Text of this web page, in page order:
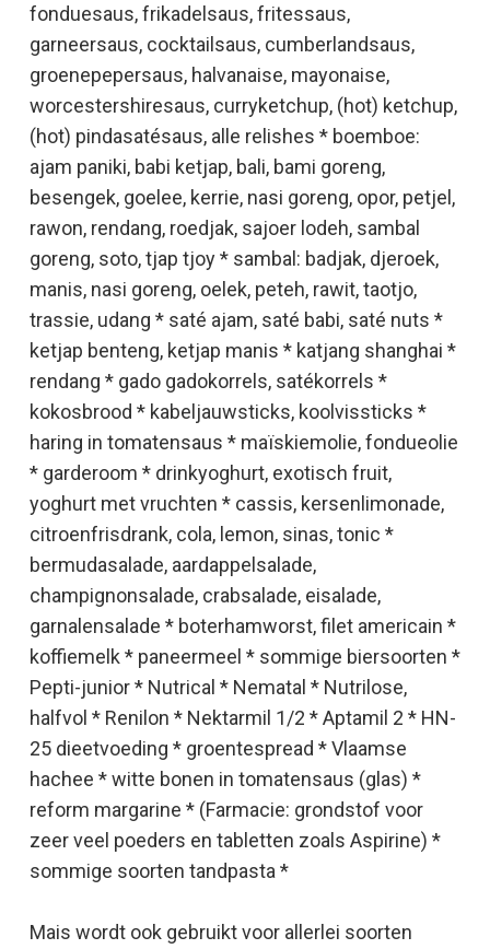
fonduesaus, frikadelsaus, fritessaus,
garneersaus, cocktailsaus, cumberlandsaus,
groenepepersaus, halvanaise, mayonaise,
worcestershiresaus, curryketchup, (hot) ketchup,
(hot) pindasatésaus, alle relishes * boemboe:
ajam paniki, babi ketjap, bali, bami goreng,
besengek, goelee, kerrie, nasi goreng, opor, petjel,
rawon, rendang, roedjak, sajoer lodeh, sambal
goreng, soto, tjap tjoy * sambal: badjak, djeroek,
manis, nasi goreng, oelek, peteh, rawit, taotjo,
trassie, udang * saté ajam, saté babi, saté nuts *
ketjap benteng, ketjap manis * katjang shanghai *
rendang * gado gadokorrels, satékorrels *
kokosbrood * kabeljauwsticks, koolvissticks *
haring in tomatensaus * maïskiemolie, fondueolie
* garderoom * drinkyoghurt, exotisch fruit,
yoghurt met vruchten * cassis, kersenlimonade,
citroenfrisdrank, cola, lemon, sinas, tonic *
bermudasalade, aardappelsalade,
champignonsalade, crabsalade, eisalade,
garnalensalade * boterhamworst, filet americain *
koffiemelk * paneermeel * sommige biersoorten *
Pepti-junior * Nutrical * Nematal * Nutrilose,
halfvol * Renilon * Nektarmil 1/2 * Aptamil 2 * HN-
25 dieetvoeding * groentespread * Vlaamse
hachee * witte bonen in tomatensaus (glas) *
reform margarine * (Farmacie: grondstof voor
zeer veel poeders en tabletten zoals Aspirine) *
sommige soorten tandpasta *
Mais wordt ook gebruikt voor allerlei soorten